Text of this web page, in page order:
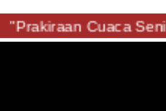
"Prakiraan Cuaca